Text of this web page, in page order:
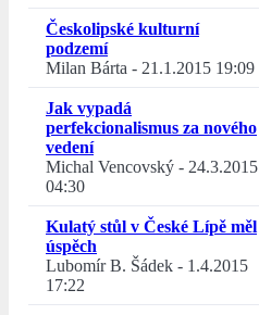
Českolipské kulturní
podzemí
Milan Bárta - 21.1.2015 19:09
Jak vypadá
perfekcionalismus za nového
vedení
Michal Vencovský - 24.3.2015
04:30
Kulatý stůl v České Lípě měl
úspěch
Lubomír B. Šádek - 1.4.2015
17:22